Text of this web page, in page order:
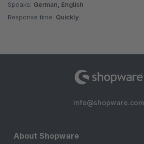
Speaks: German, English
Response time: Quickly
info@shopware.com
About Shopware